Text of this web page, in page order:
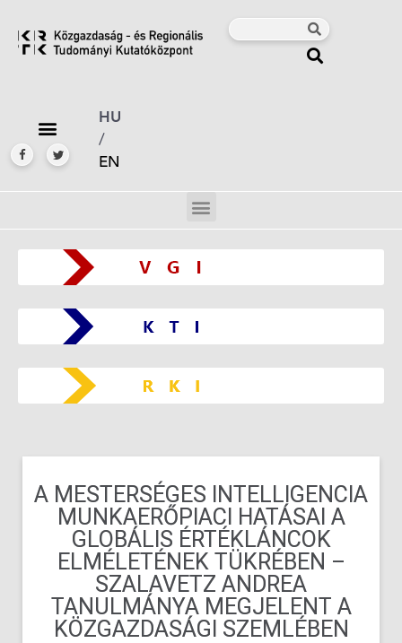
HU
/
EN
A MESTERSÉGES INTELLIGENCIA
MUNKAERŐPIACI HATÁSAI A
GLOBÁLIS ÉRTÉKLÁNCOK
ELMÉLETÉNEK TÜKRÉBEN –
SZALAVETZ ANDREA
TANULMÁNYA MEGJELENT A
KÖZGAZDASÁGI SZEMLÉBEN